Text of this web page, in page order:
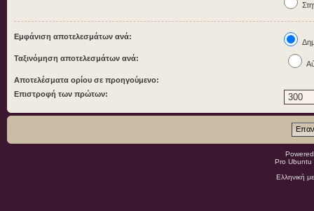
Εμφάνιση αποτελεσμάτων ανά:
Ταξινόμηση αποτελεσμάτων ανά:
Αποτελέσματα ορίου σε προηγούμενο:
Επιστροφή των πρώτων:
Pro
Ελληνική